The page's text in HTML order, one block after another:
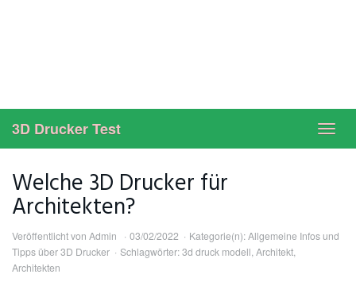
3D Drucker Test
Welche 3D Drucker für
Architekten?
Veröffentlicht von Admin 03/02/2022 Kategorie(n):Allgemeine Infos und
Tipps über 3D Drucker
Schlagwörter:3d druck modell, Architekt,
Architekten